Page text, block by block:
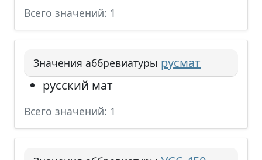
Всего значений: 1
Значения аббревиатуры русмат
русский мат
Всего значений: 1